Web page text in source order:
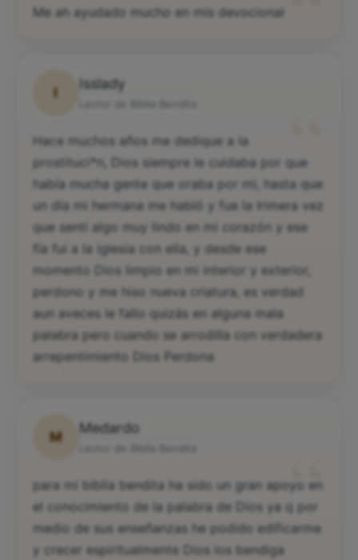
Me ah ayudado mucho en mis devocional
I
Isslady
“
Hace muchos años me dedique a la
prostituci*n, Dios siempre le cuidaba por que
había mucha gente que oraba por mi, hasta que
un día mi hermana me habló y fue la lrimera vez
que sentí algo muy lindo en mi corazón y ese
fía fui a la iglesia con ella, y desde ese
momento Dios limpio en mi interior y exterior,
perdono y me hiso nueva criatura, es verdad
aun aveces le fallo quizás en alguna mala
palabra pero cuando se arrodilla con verdadera
arrepentimiento Dios Perdona
M
Medardo
“
para mi biblia bendita ha sido un gran apoyo en
el conocimiento de la palabra de Dios ya q por
medio de sus enseñanzas he podido edificarme
y crecer espiritualmente Dios los bendiga